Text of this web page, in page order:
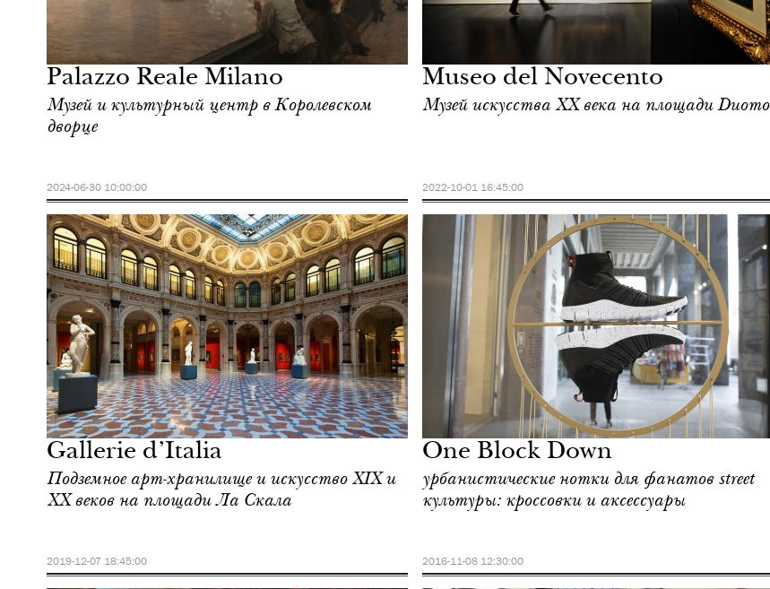
Palazzo Reale Milano
Музей и культурный центр в Королевском
дворце
2024-06-30 10:00:00
Культура
Милан
Museo del Novecento
Музей искусства ХХ века на площади Duomo
2022-10-01 16:45:00
Gallerie d’Italia
Подземное арт-хранилище и искусство XIX и
XX веков на площади Ла Скала
2019-12-07 18:45:00
Шоппинг
Милан
One Block Down
урбанистические нотки для фанатов street
культуры: кроссовки и аксессуары
2016-11-08 12:30:00